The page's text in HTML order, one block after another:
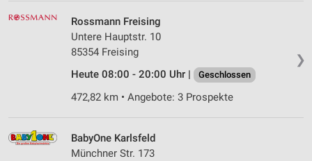
❯
Rossmann Freising
Untere Hauptstr. 10
85354 Freising
Heute 08:00 - 20:00 Uhr |
Geschlossen
472,82 km • Angebote: 3 Prospekte
BabyOne Karlsfeld
Münchner Str. 173